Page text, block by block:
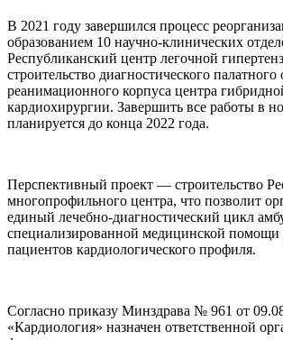
В 2021 году завершился процесс
образованием 10 научно-клинических
Республиканский центр легочной
строительство диагностического
реанимационного корпуса центра
кардиохирургии. Завершить все работы в
планируется до конца 2022 года.
Перспективный проект — строительство
многопрофильного центра, что позволит
единый лечебно-диагностический цикл
специализированной медицинской
пациентов кардиологического профиля.
Согласно приказу Минздрава № 961 от
«Кардиология» назначен ответственной